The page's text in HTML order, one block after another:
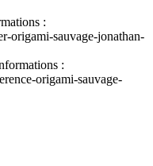
:
origami-sauvage-jonathan-
:
origami-sauvage-